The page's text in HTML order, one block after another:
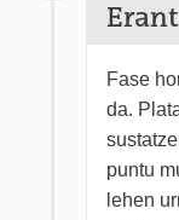
Fase
da.
puntu
lehen